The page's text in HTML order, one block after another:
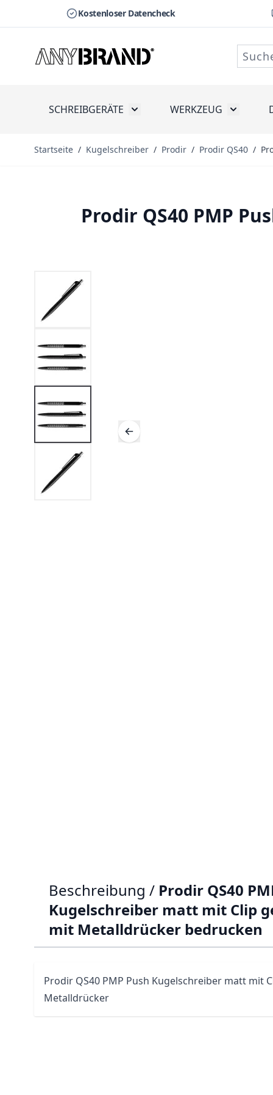
Kostenloser Datencheck
SCHREIBGERÄTE Toggle submenu for
WERKZEUG Toggle
Startseite / Kugelschreiber / Prodir / Prodir QS40 /
Prodir QS40 PMP
Beschreibung / Prodir QS40
Kugelschreiber matt mit Clip
mit Metalldrücker bedrucken
Prodir QS40 PMP Push Kugelschreiber matt mit
Metalldrücker